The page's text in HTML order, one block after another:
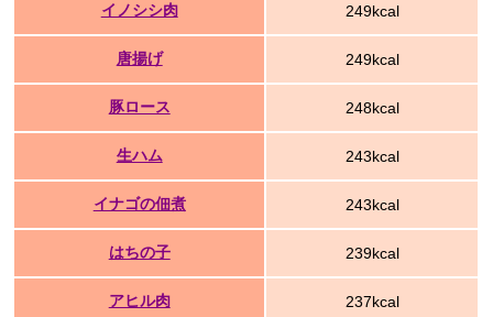
イノシシ肉 249kcal
唐揚げ 249kcal
豚ロース 248kcal
生ハム 243kcal
イナゴの佃煮 243kcal
はちの子 239kcal
アヒル肉 237kcal